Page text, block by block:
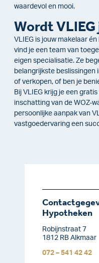
waardevol en mooi.
Wordt
VLIEG is jouw makelaar
vind je een team van
eigen specialisatie. Ze
belangrijkste beslissingen
of verkopen, of ben je
Bij VLIEG krijg je een
inschatting van de WOZ-
persoonlijke aanpak van
vastgoedervaring een
Hypotheken
Robijnstraat 7
1812 RB Alkmaar
072 – 541 42 42